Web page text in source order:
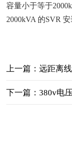
容量小于等于
2000kVA 的SVR
上一篇：远距离
下一篇：380v电